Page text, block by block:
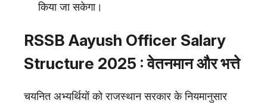
किया जा सकेगा।
RSSB Aayush Officer Salary
Structure 2025 : वेतनमान और भत्ते
चयनित अभ्यर्थियों को राजस्थान सरकार के नियमानुसार